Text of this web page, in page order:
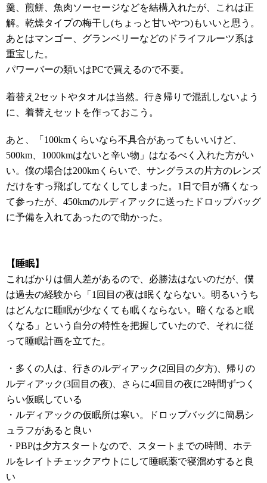
羹、煎餅、魚肉ソーセージなどを結構入れたが、これは正
解。乾燥タイプの梅干し(ちょっと甘いやつ)もいいと思う。
あとはマンゴー、グランベリーなどのドライフルーツ系は
重宝した。
パワーバーの類いはPCで買えるので不要。
着替え2セットやタオルは当然。行き帰りで混乱しないよう
に、着替えセットを作っておこう。
あと、「100kmくらいなら不具合があってもいいけど、
500km、1000kmはないと辛い物」はなるべく入れた方がい
い。僕の場合は200kmくらいで、サングラスの片方のレンズ
だけをすっ飛ばしてなくしてしまった。1日で目が痛くなっ
て参ったが、450kmのルディアックに送ったドロップバッグ
に予備を入れてあったので助かった。
【睡眠】
こればかりは個人差があるので、必勝法はないのだが、僕
は過去の経験から「1回目の夜は眠くならない。明るいうち
はどんなに睡眠が少なくても眠くならない。暗くなると眠
くなる」という自分の特性を把握していたので、それに従
って睡眠計画を立てた。
・多くの人は、行きのルディアック(2回目の夕方)、帰りの
ルディアック(3回目の夜)、さらに4回目の夜に2時間ずつく
らい仮眠している
・ルディアックの仮眠所は寒い。ドロップバッグに簡易シ
ュラフがあると良い
・PBPは夕方スタートなので、スタートまでの時間、ホテ
ルをレイトチェックアウトにして睡眠薬で寝溜めすると良
い